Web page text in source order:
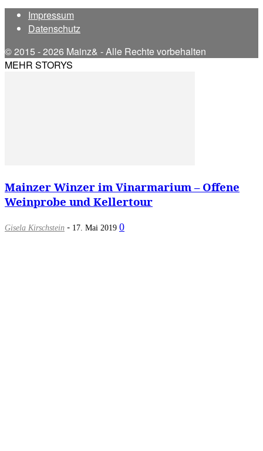
Impressum
Datenschutz
© 2015 - 2026 Mainz& - Alle Rechte vorbehalten
MEHR STORYS
Mainzer Winzer im Vinarmarium – Offene
Weinprobe und Kellertour
Gisela Kirschstein - 17. Mai 2019 0